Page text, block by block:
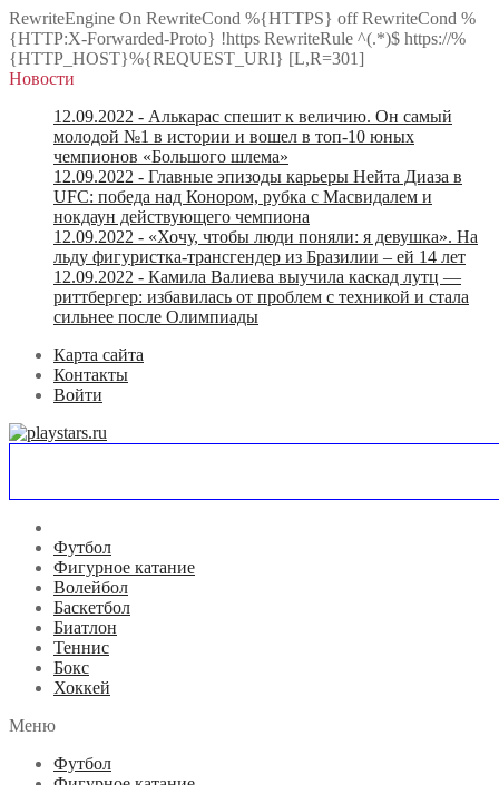
RewriteEngine On RewriteCond %{HTTPS} off RewriteCond %
{HTTP:X-Forwarded-Proto} !https RewriteRule ^(.*)$ https://%
{HTTP_HOST}%{REQUEST_URI} [L,R=301]
Новости
12.09.2022 - Алькарас спешит к величию. Он самый
молодой №1 в истории и вошел в топ-10 юных
чемпионов «Большого шлема»
12.09.2022 - Главные эпизоды карьеры Нейта Диаза в
UFC: победа над Конором, рубка с Масвидалем и
нокдаун действующего чемпиона
12.09.2022 - «Хочу, чтобы люди поняли: я девушка». На
льду фигуристка-трансгендер из Бразилии – ей 14 лет
12.09.2022 - Камила Валиева выучила каскад лутц —
риттбергер: избавилась от проблем с техникой и стала
сильнее после Олимпиады
Карта сайта
Контакты
Войти
Футбол
Фигурное катание
Волейбол
Баскетбол
Биатлон
Теннис
Бокс
Хоккей
Меню
Футбол